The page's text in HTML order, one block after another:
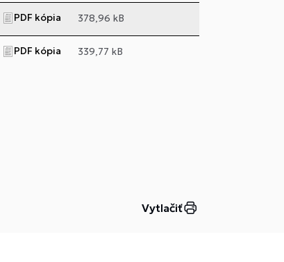
PDF kópia 378,96 kB
PDF kópia 339,77 kB
Vytlačiť